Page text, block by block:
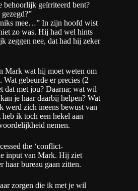
geïrriteerd bent?
mee…” In zijn hoofd wist
zo was. Hij had wel hints
zeggen nee, dat had hij zeker
Mark wat hij moet weten om
Wat gebeurde er precies (2
dat met jou? Daarna; wat wil
je haar daarbij helpen? Wat
werd zich ineens bewust van
ik toch een hekel aan
nemen.
the ‘conflict-
input van Mark. Hij ziet
haar bureau gaan zitten.
zorgen die ik met je wil